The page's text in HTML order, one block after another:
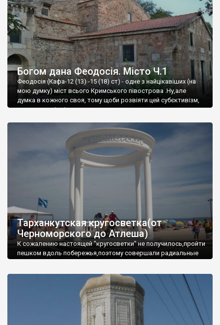
Богом дана Феодосія. Місто Ч.1
Феодосія (Кафа-12 (13) -15 (18) ст) - одне з найцікавіших (на
мою думку) міст всього Кримського півострова .Ну,але
думка в кожного своя, тому щоби розвіяти цей субєктивізм,
запрошую відвідати це
Тарханкутская кругосветка(от
Черноморского до Атлеша)
К сожалению настоящей "кругосветки" не получилось,пройти
пешком вдоль побережья,поэтому совершали радиальные